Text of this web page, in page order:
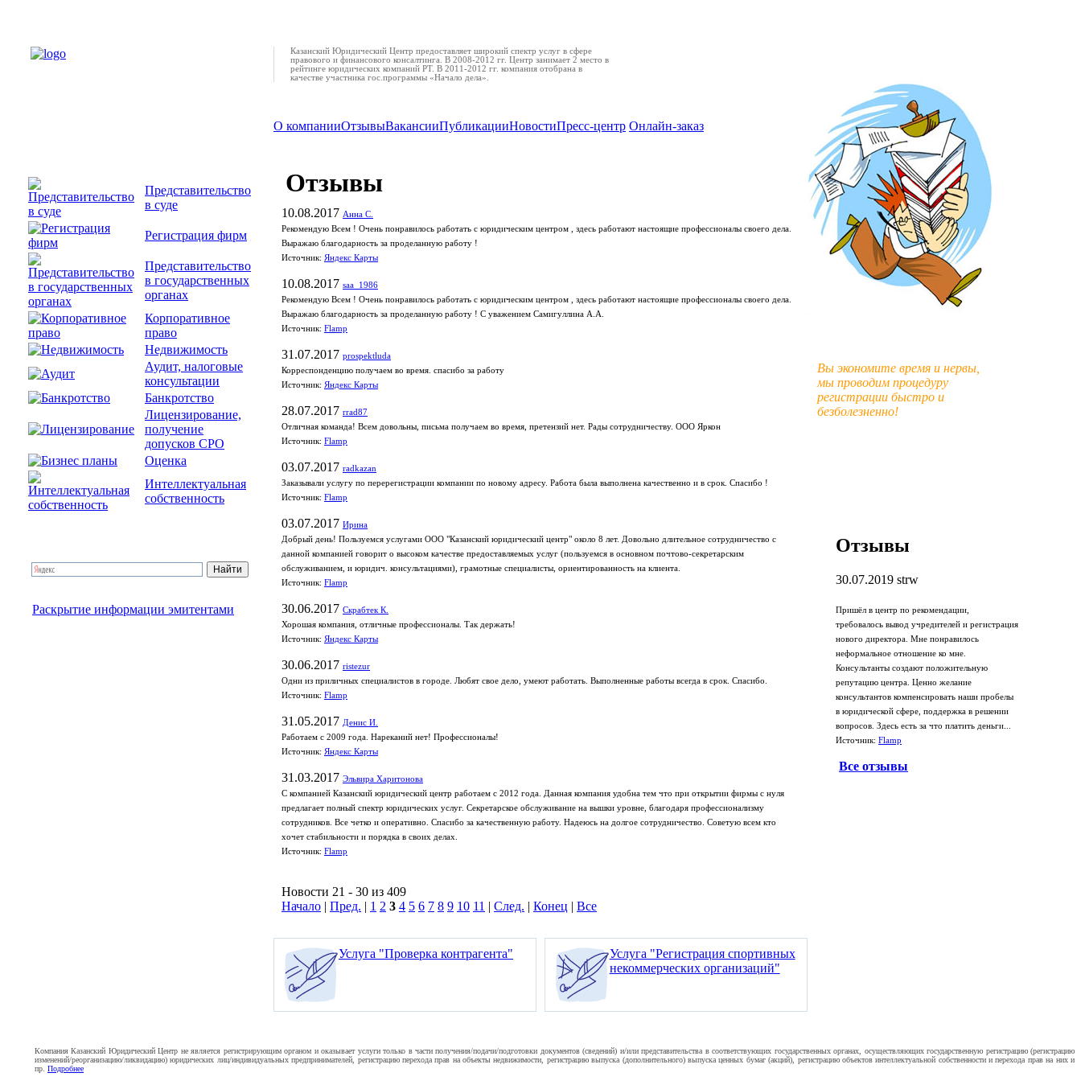
Представительство
в суде
Регистрация фирм
Представительство
в государственных
органах
Корпоративное
право
Недвижимость
Аудит, налоговые
консультации
Банкротство
Лицензирование,
получение
допусков СРО
Оценка
Интеллектуальная
собственность
Раскрытие информации эмитентами
Казанский Юридический Центр предоставляет широкий спектр услуг в сфере
правового и финансового консалтинга. В 2008-2012 гг. Центр занимает 2 место в
рейтинге юридических компаний РТ. В 2011-2012 гг. компания отобрана в
качестве участника гос.программы «Начало дела».
О компанииОтзывыВакансииПубликацииНовостиПресс-центр Онлайн-заказ
Отзывы
10.08.2017 Анна С.
Рекомендую Всем ! Очень понравилось работать с юридическим центром , здесь работают настоящие профессионалы своего дела.
Выражаю благодарность за проделанную работу !
Источник: Яндекс Карты
10.08.2017 saa_1986
Рекомендую Всем ! Очень понравилось работать с юридическим центром , здесь работают настоящие профессионалы своего дела.
Выражаю благодарность за проделанную работу ! С уважением Самигуллина А.А.
Источник: Flamp
31.07.2017 prospektluda
Корреспонденцию получаем во время. спасибо за работу
Источник: Яндекс Карты
28.07.2017 rrad87
Отличная команда! Всем довольны, письма получаем во время, претензий нет. Рады сотрудничеству. ООО Яркон
Источник: Flamp
03.07.2017 radkazan
Заказывали услугу по перерегистрации компании по новому адресу. Работа была выполнена качественно и в срок. Спасибо !
Источник: Flamp
03.07.2017 Ирина
Добрый день! Пользуемся услугами ООО "Казанский юридический центр" около 8 лет. Довольно длительное сотрудничество с
данной компанией говорит о высоком качестве предоставляемых услуг (пользуемся в основном почтово-секретарским
обслуживанием, и юридич. консультациями), грамотные специалисты, ориентированность на клиента.
Источник: Flamp
30.06.2017 Скрабтек К.
Хорошая компания, отличные профессионалы. Так держать!
Источник: Яндекс Карты
30.06.2017 ristezur
Одни из приличных специалистов в городе. Любят свое дело, умеют работать. Выполненные работы всегда в срок. Спасибо.
Источник: Flamp
31.05.2017 Денис И.
Работаем с 2009 года. Нареканий нет! Профессионалы!
Источник: Яндекс Карты
31.03.2017 Эльвира Харитонова
С компанией Казанский юридический центр работаем с 2012 года. Данная компания удобна тем что при открытии фирмы с нуля
предлагает полный спектр юридических услуг. Секретарское обслуживание на вышки уровне, благодаря профессионализму
сотрудников. Все четко и оперативно. Спасибо за качественную работу. Надеюсь на долгое сотрудничество. Советую всем кто
хочет стабильности и порядка в своих делах.
Источник: Flamp
Новости 21 - 30 из 409
Начало | Пред. | 1 2 3 4 5 6 7 8 9 10 11 | След. | Конец | Все
Услуга "Проверка контрагента"
Услуга "Регистрация спортивных
некоммерческих организаций"
Вы экономите время и нервы,
мы проводим процедуру
регистрации быстро и
безболезненно!
Отзывы
30.07.2019 strw
Пришёл в центр по рекомендации,
требовалось вывод учредителей и регистрация
нового директора. Мне понравилось
неформальное отношение ко мне.
Консультанты создают положительную
репутацию центра. Ценно желание
консультантов компенсировать наши пробелы
в юридической сфере, поддержка в решении
вопросов. Здесь есть за что платить деньги...
Источник: Flamp
Все отзывы
Компания Казанский Юридический Центр не является регистрирующим органом и оказывает услуги только в части получения/подачи/подготовки документов (сведений) и/или представительства в соответствующих государственных органах, осуществляющих государственную регистрацию (регистрацию
изменений/реорганизацию/ликвидацию) юридических лиц/индивидуальных предпринимателей, регистрацию перехода прав на объекты недвижимости, регистрацию выпуска (дополнительного) выпуска ценных бумаг (акций), регистрацию объектов интеллектуальной собственности и перехода прав на них и
пр. Подробнее